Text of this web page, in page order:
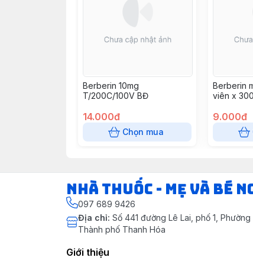
Berberin 10mg
T/200C/100V BĐ
14.000đ
Chọn mua
Berberin
viên x
9.000đ
Nhà Thuốc - Mẹ và Bé
097 689 9426
Địa chỉ: Số 441 đường Lê Lai, phố 1,
Thành phố Thanh Hóa
Giới thiệu